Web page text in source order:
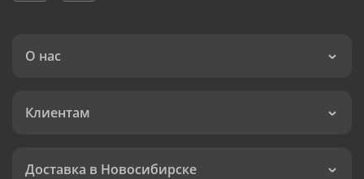
О нас
Клиентам
Доставка в Новосибирске